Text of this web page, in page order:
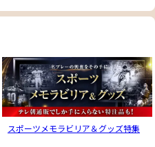
スポーツメモラビリア＆グッズ特集